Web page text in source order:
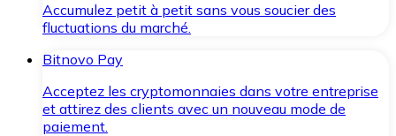
Accumulez petit à petit sans vous soucier des
fluctuations du marché.
Bitnovo Pay
Acceptez les cryptomonnaies dans votre entreprise
et attirez des clients avec un nouveau mode de
paiement.